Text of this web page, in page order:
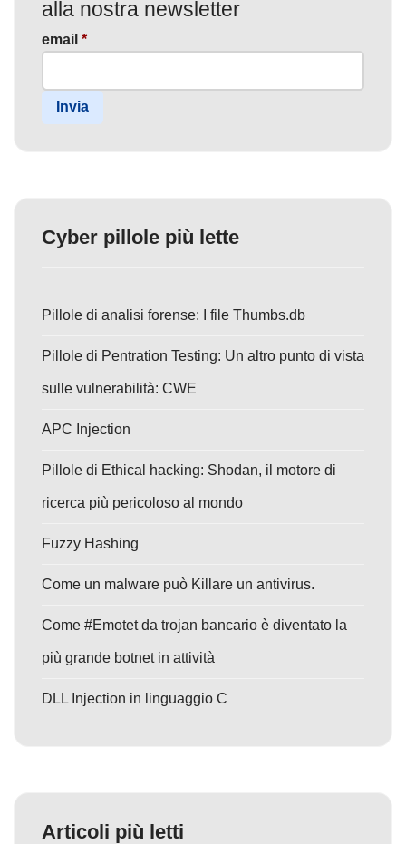
alla nostra newsletter
email *
Invia
Cyber pillole più lette
Pillole di analisi forense: I file Thumbs.db
Pillole di Pentration Testing: Un altro punto di vista
sulle vulnerabilità: CWE
APC Injection
Pillole di Ethical hacking: Shodan, il motore di
ricerca più pericoloso al mondo
Fuzzy Hashing
Come un malware può Killare un antivirus.
Come #Emotet da trojan bancario è diventato la
più grande botnet in attività
DLL Injection in linguaggio C
Articoli più letti